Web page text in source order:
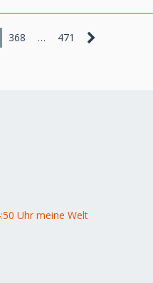
368 … 471
Uhr meine Welt